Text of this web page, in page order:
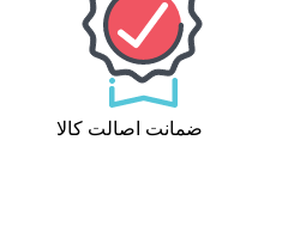
ضمانت اصالت کالا